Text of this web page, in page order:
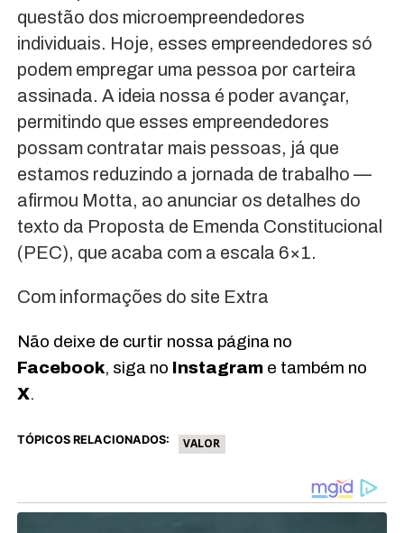
questão dos microempreendedores
individuais. Hoje, esses empreendedores só
podem empregar uma pessoa por carteira
assinada. A ideia nossa é poder avançar,
permitindo que esses empreendedores
possam contratar mais pessoas, já que
estamos reduzindo a jornada de trabalho —
afirmou Motta, ao anunciar os detalhes do
texto da Proposta de Emenda Constitucional
(PEC), que acaba com a escala 6×1.
Com informações do site Extra
Não deixe de curtir nossa página no
Facebook, siga no Instagrame também no
X.
TÓPICOS RELACIONADOS: VALOR